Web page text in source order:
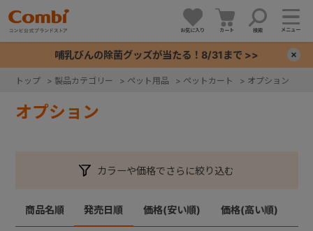
お気に入り カート 検索 メニュー
哺乳びんの除菌グッズが当たる！8/31まで >>
トップ > 製品カテゴリー > ペット用品 > ペットカート > オプション
オプション
カラーや価格でさらに絞り込む
商品名順 発売日順 価格(安い順) 価格(高い順)